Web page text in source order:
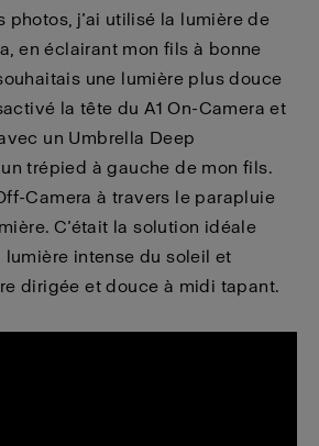
photos, j’ai utilisé la lumière de
en éclairant mon fils à bonne
une lumière plus douce
la tête du A1 On-Camera et
un Umbrella Deep
trépied à gauche de mon fils.
Camera à travers le parapluie
C’était la solution idéale
intense du soleil et
dirigée et douce à midi tapant.